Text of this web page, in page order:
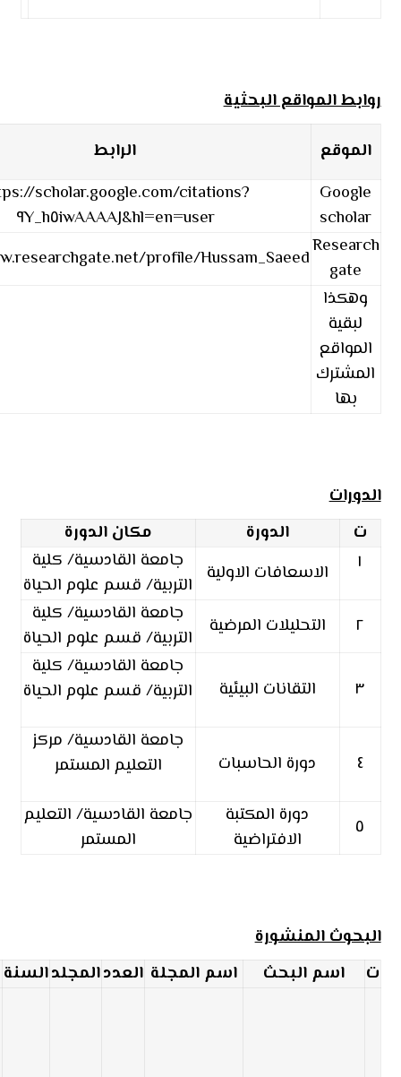
روابط المواقع البحثية
الموقع
الرابط
Google
scholar
scholar.google.com/citations?
user=٩Y_h٥iwAAAAJ&hl=en
Research
gate
profile/Hussam_Saeed
وهكذا
لبقية
المواقع
المشترك
بها
الدورات
ت
الدورة
مكان الدورة
١
الاسعافات الاولية
جامعة القادسية/ كلية
التربية/ قسم علوم الحياة
٢
التحليلات المرضية
جامعة القادسية/ كلية
التربية/ قسم علوم الحياة
٣
التقانات البيئية
جامعة القادسية/ كلية
التربية/ قسم علوم الحياة
٤ دورة الحاسبات
جامعة القادسية/ مركز
التعليم المستمر
٥
دورة المكتبة
الافتراضية
جامعة القادسية/ التعليم
المستمر
البحوث المنشورة
ت
اسم البحث اسم المجلة العددالمجلدالسنة